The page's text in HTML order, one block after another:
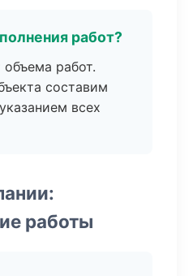
работ?
работ.
составим
всех
работы